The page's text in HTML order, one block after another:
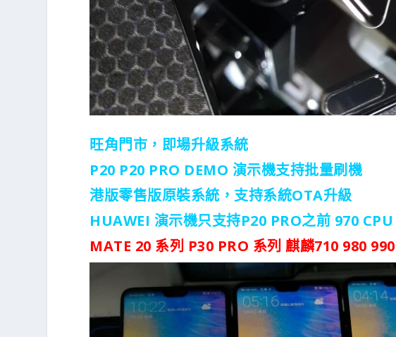
旺角門市，即場升級系統
P20 P20 PRO DEMO 演示機支持批量刷機
港版零售版原裝系統，支持系統OTA升級
HUAWEI 演示機只支持P20 PRO之前 970
MATE 20 系列 P30 PRO 系列 麒麟710 980